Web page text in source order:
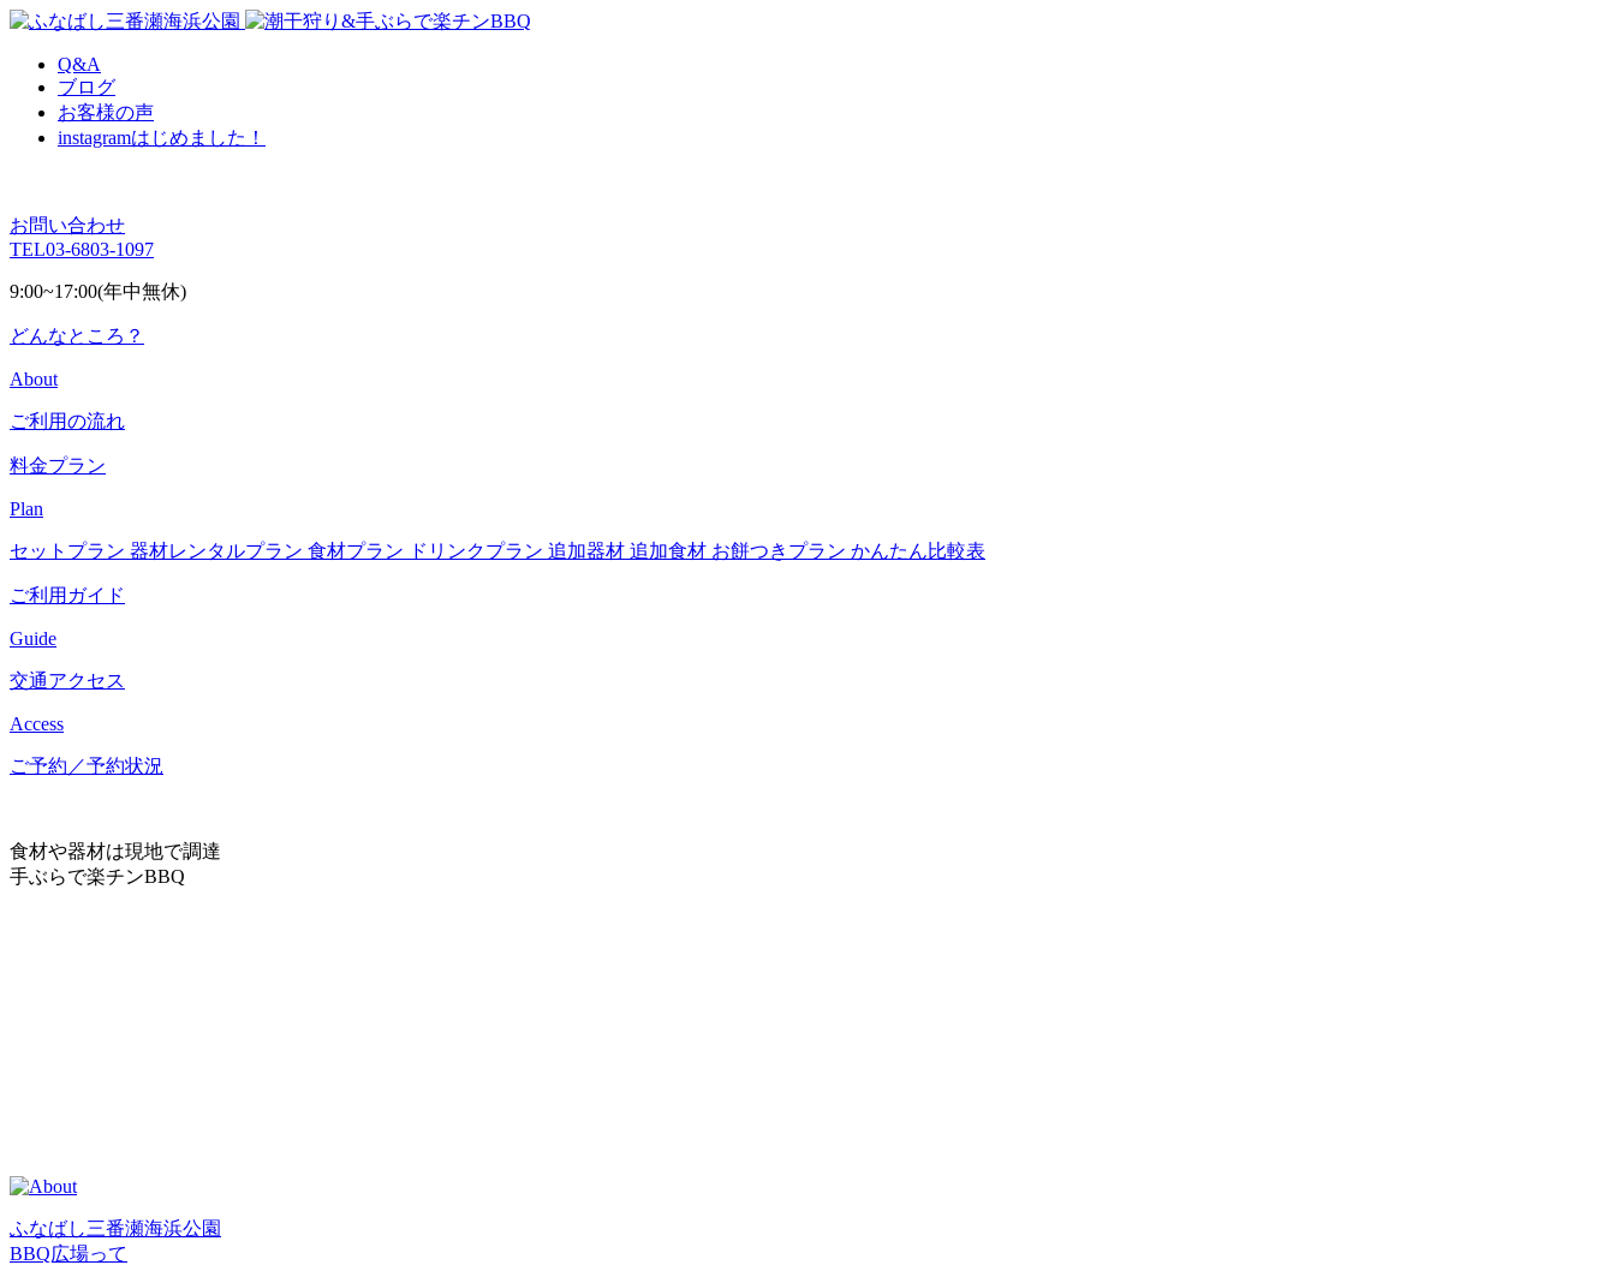
Q&A
ブログ
お客様の声
instagramはじめました！
お問い合わせ
TEL03-6803-1097
9:00~17:00(年中無休)
どんなところ？
About
ご利用の流れ
料金プラン
Plan
セットプラン 器材レンタルプラン 食材プラン ドリンクプラン 追加器材 追加食材 お餅つきプラン かんたん比較表
ご利用ガイド
Guide
交通アクセス
Access
ご予約／予約状況
食材や器材は現地で調達
手ぶらで楽チンBBQ
ふなばし三番瀬海浜公園
BBQ広場って